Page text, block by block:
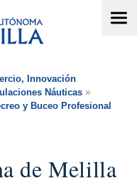
Innovación
Náuticas
y Buceo Profesional
de Melilla